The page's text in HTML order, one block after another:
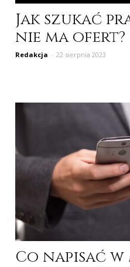
Jak szukać
nie ma ofert?
Redakcja - 22 sierpnia 2023
Co napisać